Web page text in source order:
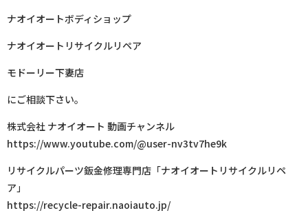
ナオイオートボディショップ
ナオイオートリサイクルリペア
モドーリー下妻店
にご相談下さい。
株式会社 ナオイオート 動画チャンネル
https://www.youtube.com/@user-nv3tv7he9k
リサイクルパーツ鈑金修理専門店「ナオイオートリサイクルリペ
ア」
https://recycle-repair.naoiauto.jp/